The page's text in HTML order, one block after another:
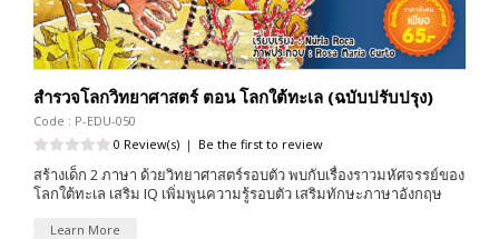
สำรวจโลกวิทยาศาสตร์ ตอน โลกใต้ทะเล (ฉบับปรับปรุง)
Code : P-EDU-050
0 Review(s) | Be the first to review
สร้างเด็ก 2 ภาษา ด้วยวิทยาศาสตร์รอบตัว พบกับเรื่องราวมหัศจรรย์ของ
โลกใต้ทะเล เสริม IQ เพิ่มพูนความรู้รอบตัว เสริมทักษะภาษาอังกฤษ
Learn More